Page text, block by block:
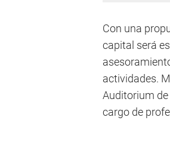
Con una
capital será
actividades.
Auditorium
cargo de